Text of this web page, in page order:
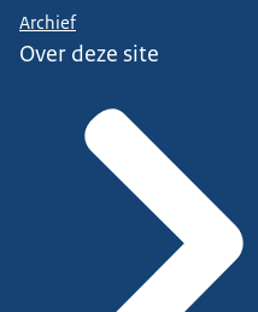
Archief
Over deze site